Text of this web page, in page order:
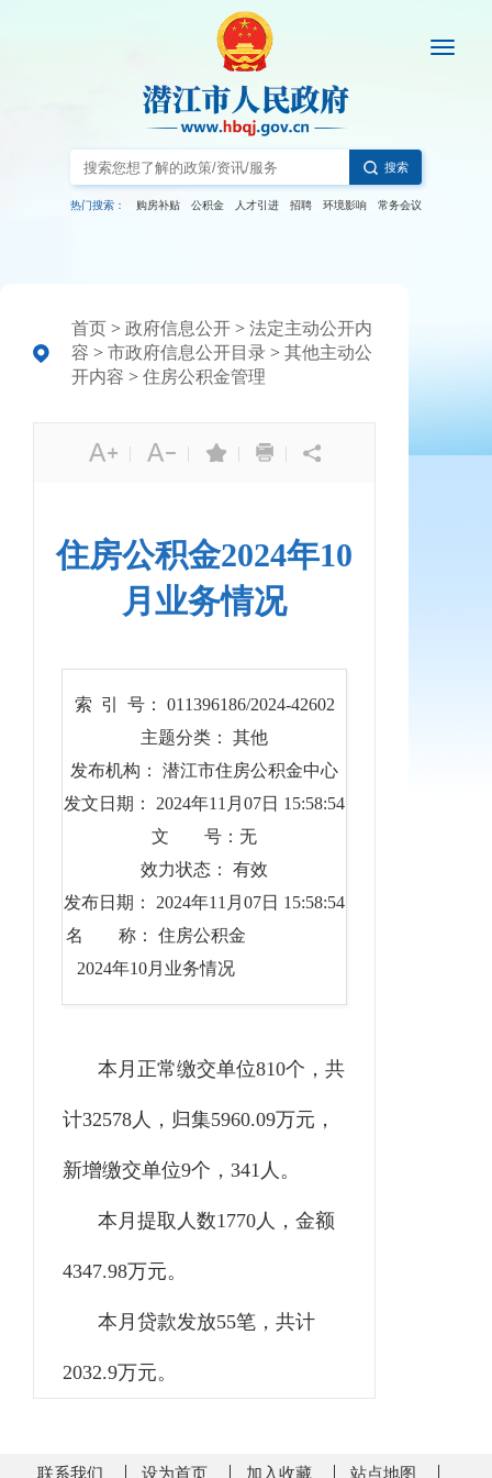
搜索
热门搜索： 购房补贴 公积金 人才引进 招聘 环境影响 常务会议
首页 > 政府信息公开 > 法定主动公开内
容 > 市政府信息公开目录 > 其他主动公
开内容 > 住房公积金管理
| | | |
住房公积金2024年10
月业务情况
索 引 号： 011396186/2024-42602
主题分类： 其他
发布机构： 潜江市住房公积金中心
发文日期： 2024年11月07日 15:58:54
文 号：无
效力状态： 有效
发布日期： 2024年11月07日 15:58:54
名 称： 住房公积金
2024年10月业务情况
本月正常缴交单位810个，共
计32578人，归集5960.09万元，
新增缴交单位9个，341人。
本月提取人数1770人，金额
4347.98万元。
本月贷款发放55笔，共计
2032.9万元。
联系我们 设为首页 加入收藏 站点地图